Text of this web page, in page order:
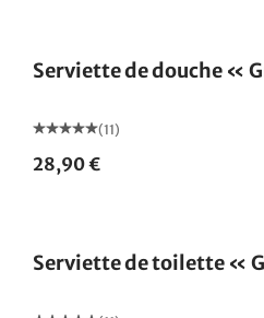
Serviette de douche «
(11)
28,90 €
Serviette de toilette «